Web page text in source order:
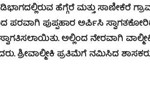
ಹೆಗ್ಗೆರೆ ಮತ್ತು ಸಾಣೀಕೆರೆ
ಪರವಾಗಿ ಪುಪ್ಪಹಾರ ಅರ್ಪಿಸಿ
ಅಲ್ಲಿಂದ ನೇರವಾಗಿ
ಶ್ರೀವಾಲ್ಮೀಕಿ ಪ್ರತಿಮೆಗೆ ನಮಿಸಿದ